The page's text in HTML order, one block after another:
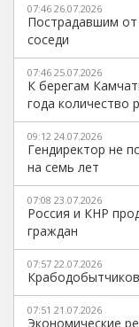
07:46 26.07.2026
Пострадавшим
соседи
07:46 25.07.2026
К берегам
года количество
09:12 24.07.2026
Гендиректор не
на семь лет
07:08 23.07.2026
Россия и КНР
граждан
07:57 22.07.2026
07:51 21.07.2026
Экономические